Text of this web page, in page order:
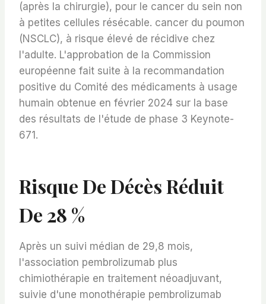
(après la chirurgie), pour le cancer du sein non
à petites cellules résécable. cancer du poumon
(NSCLC), à risque élevé de récidive chez
l'adulte. L'approbation de la Commission
européenne fait suite à la recommandation
positive du Comité des médicaments à usage
humain obtenue en février 2024 sur la base
des résultats de l'étude de phase 3 Keynote-
671.
Risque De Décès Réduit
De 28 %
Après un suivi médian de 29,8 mois,
l'association pembrolizumab plus
chimiothérapie en traitement néoadjuvant,
suivie d'une monothérapie pembrolizumab